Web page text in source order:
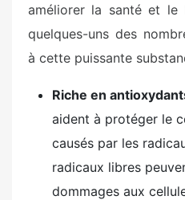
améliorer la santé et le
quelques-uns des
à cette puissante
Riche en
aident à protéger le
causés par les
radicaux libres
dommages aux